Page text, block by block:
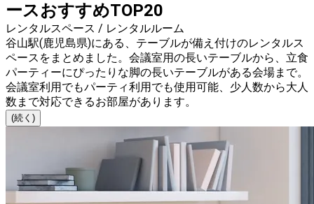
ースおすすめTOP20
レンタルスペース / レンタルルーム
谷山駅(鹿児島県)にある、テーブルが備え付けのレンタルス
ペースをまとめました。会議室用の長いテーブルから、立食
パーティーにぴったりな脚の長いテーブルがある会場まで。
会議室利用でもパーティ利用でも使用可能、少人数から大人
数まで対応できるお部屋があります。
(続く)